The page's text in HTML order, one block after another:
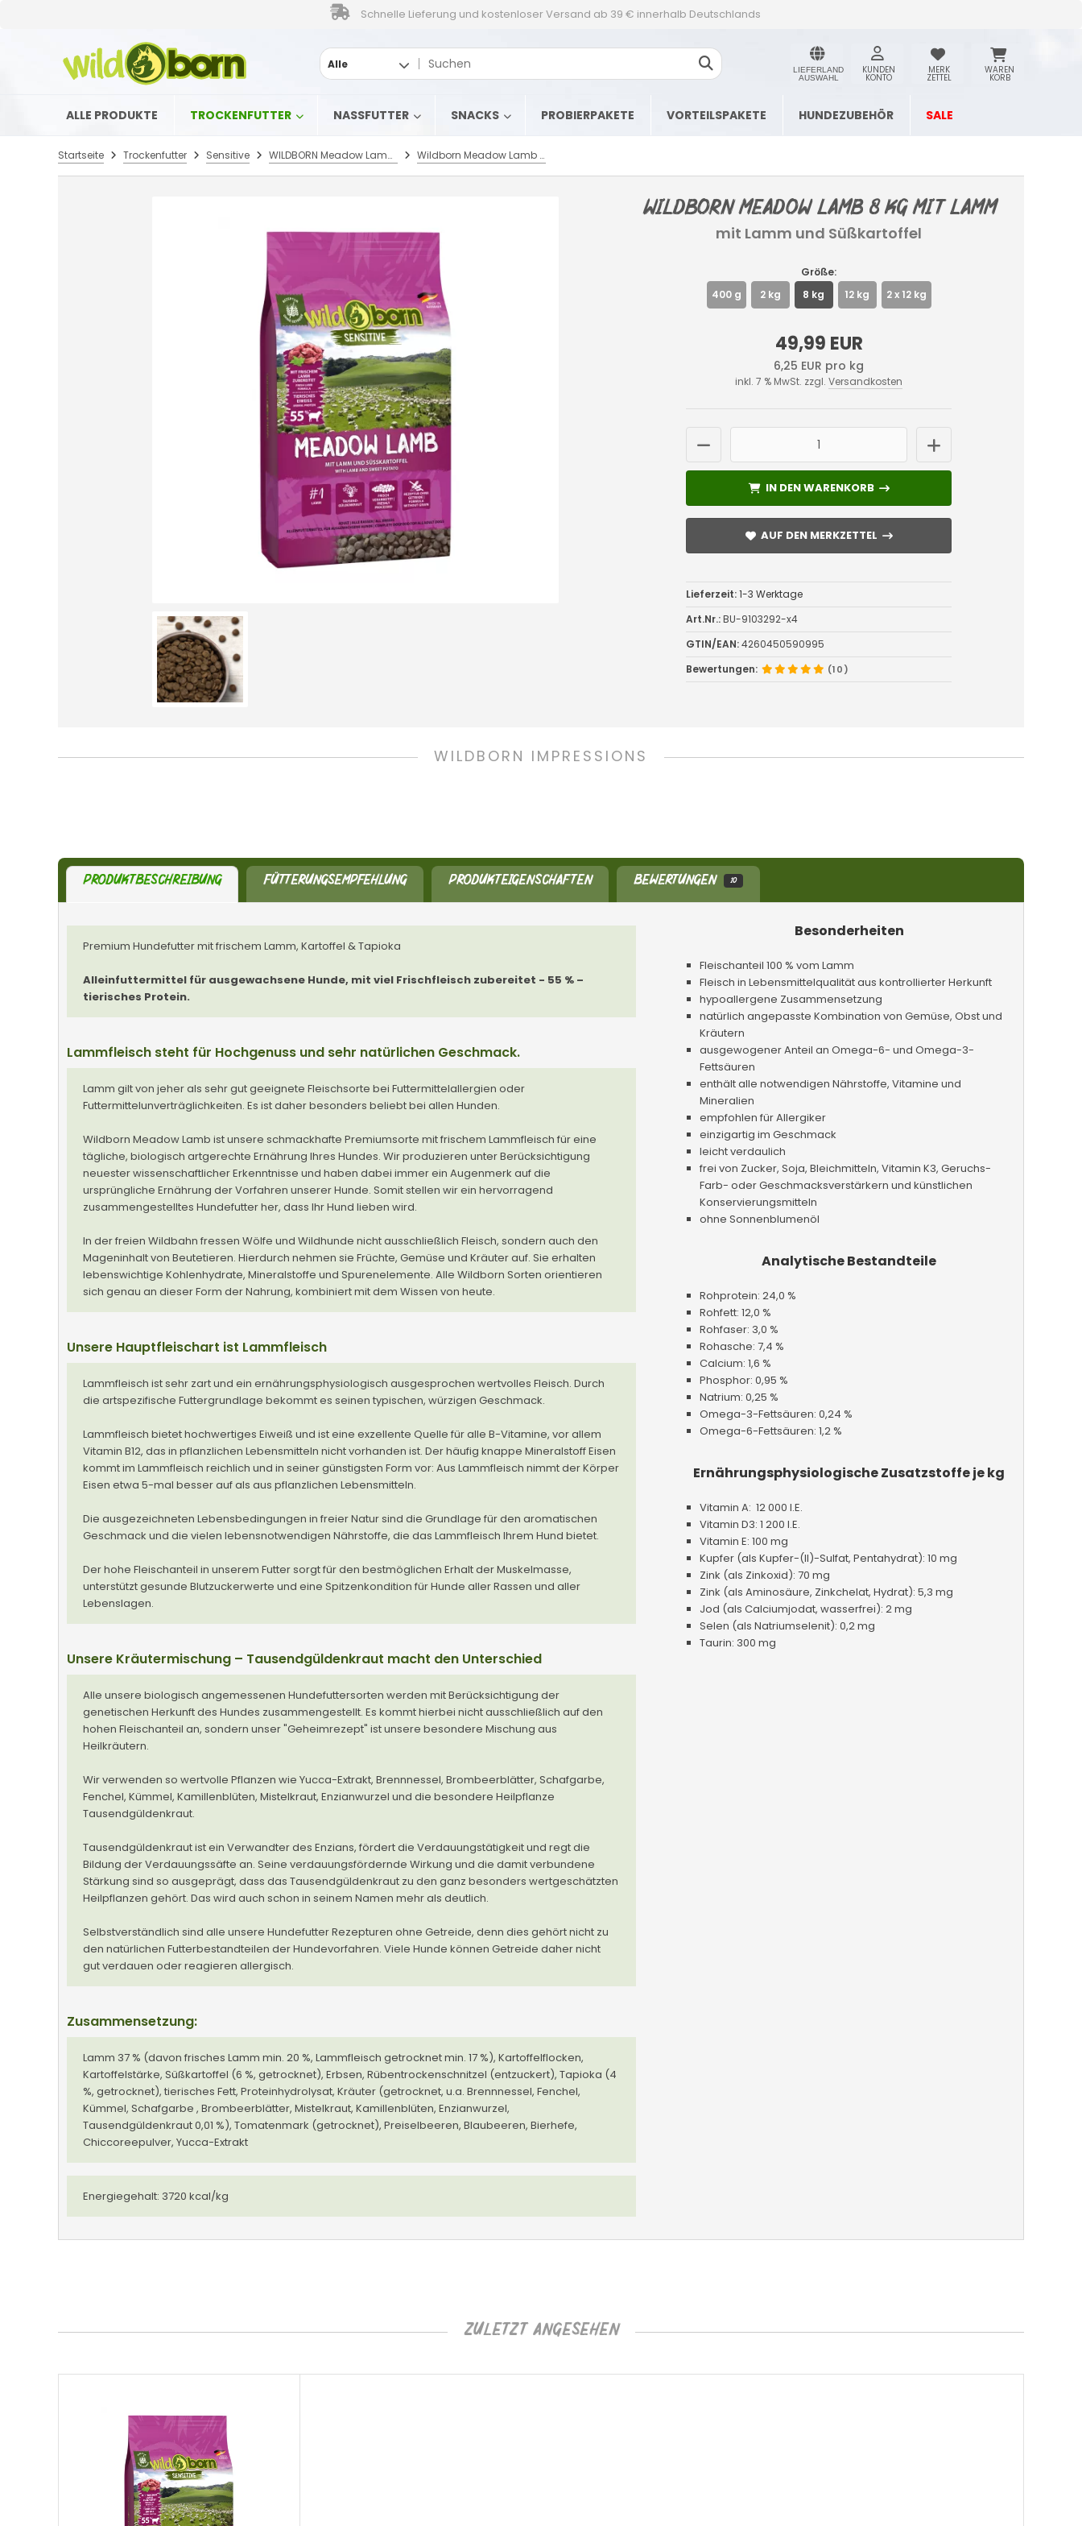
Schnelle Lieferung und kostenloser Versand ab 39 € innerhalb Deutschlands
Alle
LIEFERLAND
AUSWAHL
KUNDEN
KONTO
MERK
ZETTEL
WAREN
KORB
ALLE PRODUKTE TROCKENFUTTER NASSFUTTER SNACKS PROBIERPAKETE VORTEILSPAKETE HUNDEZUBEHÖR SALE
Startseite Trockenfutter Sensitive WILDBORN Meadow Lamb - mit frischem Lammfleisch Wildborn Meadow Lamb 8 kg mit Lamm
Wildborn Meadow Lamb 8 kg mit Lamm
mit Lamm und Süßkartoffel
Größe:
400 g
2 kg 8 kg 12 kg 2 x 12 kg
49,99 EUR
6,25 EUR pro kg
inkl. 7 % MwSt. zzgl. Versandkosten
IN DEN WARENKORB
IN DEN WARENKORB
AUF DEN MERKZETTEL
AUF DEN MERKZETTEL
Lieferzeit:1-3 Werktage
Art.Nr.:BU-9103292-x4
GTIN/EAN:4260450590995
Bewertungen:
(10)
WILDBORN IMPRESSIONS
PRODUKTBESCHREIBUNG FÜTTERUNGSEMPFEHLUNG PRODUKTEIGENSCHAFTEN BEWERTUNGEN 10
Premium Hundefutter mit frischem Lamm, Kartoffel & Tapioka
Alleinfuttermittel für ausgewachsene Hunde, mit viel Frischfleisch zubereitet - 55 % –
tierisches Protein.
Lammfleisch steht für Hochgenuss und sehr natürlichen Geschmack.
Lamm gilt von jeher als sehr gut geeignete Fleischsorte bei Futtermittelallergien oder
Futtermittelunverträglichkeiten. Es ist daher besonders beliebt bei allen Hunden.
Wildborn Meadow Lamb ist unsere schmackhafte Premiumsorte mit frischem Lammfleisch für eine
tägliche, biologisch artgerechte Ernährung Ihres Hundes. Wir produzieren unter Berücksichtigung
neuester wissenschaftlicher Erkenntnisse und haben dabei immer ein Augenmerk auf die
ursprüngliche Ernährung der Vorfahren unserer Hunde. Somit stellen wir ein hervorragend
zusammengestelltes Hundefutter her, dass Ihr Hund lieben wird.
In der freien Wildbahn fressen Wölfe und Wildhunde nicht ausschließlich Fleisch, sondern auch den
Mageninhalt von Beutetieren. Hierdurch nehmen sie Früchte, Gemüse und Kräuter auf. Sie erhalten
lebenswichtige Kohlenhydrate, Mineralstoffe und Spurenelemente. Alle Wildborn Sorten orientieren
sich genau an dieser Form der Nahrung, kombiniert mit dem Wissen von heute.
Unsere Hauptfleischart ist Lammfleisch
Lammfleisch ist sehr zart und ein ernährungsphysiologisch ausgesprochen wertvolles Fleisch. Durch
die artspezifische Futtergrundlage bekommt es seinen typischen, würzigen Geschmack.
Lammfleisch bietet hochwertiges Eiweiß und ist eine exzellente Quelle für alle B-Vitamine, vor allem
Vitamin B12, das in pflanzlichen Lebensmitteln nicht vorhanden ist. Der häufig knappe Mineralstoff Eisen
kommt im Lammfleisch reichlich und in seiner günstigsten Form vor: Aus Lammfleisch nimmt der Körper
Eisen etwa 5-mal besser auf als aus pflanzlichen Lebensmitteln.
Die ausgezeichneten Lebensbedingungen in freier Natur sind die Grundlage für den aromatischen
Geschmack und die vielen lebensnotwendigen Nährstoffe, die das Lammfleisch Ihrem Hund bietet.
Der hohe Fleischanteil in unserem Futter sorgt für den bestmöglichen Erhalt der Muskelmasse,
unterstützt gesunde Blutzuckerwerte und eine Spitzenkondition für Hunde aller Rassen und aller
Lebenslagen.
Unsere Kräutermischung – Tausendgüldenkraut macht den Unterschied
Alle unsere biologisch angemessenen Hundefuttersorten werden mit Berücksichtigung der
genetischen Herkunft des Hundes zusammengestellt. Es kommt hierbei nicht ausschließlich auf den
hohen Fleischanteil an, sondern unser "Geheimrezept" ist unsere besondere Mischung aus
Heilkräutern.
Wir verwenden so wertvolle Pflanzen wie Yucca-Extrakt, Brennnessel, Brombeerblätter, Schafgarbe,
Fenchel, Kümmel, Kamillenblüten, Mistelkraut, Enzianwurzel und die besondere Heilpflanze
Tausendgüldenkraut.
Tausendgüldenkraut ist ein Verwandter des Enzians, fördert die Verdauungstätigkeit und regt die
Bildung der Verdauungssäfte an. Seine verdauungsfördernde Wirkung und die damit verbundene
Stärkung sind so ausgeprägt, dass das Tausendgüldenkraut zu den ganz besonders wertgeschätzten
Heilpflanzen gehört. Das wird auch schon in seinem Namen mehr als deutlich.
Selbstverständlich sind alle unsere Hundefutter Rezepturen ohne Getreide, denn dies gehört nicht zu
den natürlichen Futterbestandteilen der Hundevorfahren. Viele Hunde können Getreide daher nicht
gut verdauen oder reagieren allergisch.
Besonderheiten
Fleischanteil 100 % vom Lamm
Fleisch in Lebensmittelqualität aus kontrollierter Herkunft
hypoallergene Zusammensetzung
natürlich angepasste Kombination von Gemüse, Obst und
Kräutern
ausgewogener Anteil an Omega-6- und Omega-3-
Fettsäuren
enthält alle notwendigen Nährstoffe, Vitamine und
Mineralien
empfohlen für Allergiker
einzigartig im Geschmack
leicht verdaulich
frei von Zucker, Soja, Bleichmitteln, Vitamin K3, Geruchs-
Farb- oder Geschmacksverstärkern und künstlichen
Konservierungsmitteln
ohne Sonnenblumenöl
Zusammensetzung:
Lamm 37 % (davon frisches Lamm min. 20 %, Lammfleisch getrocknet min. 17 %), Kartoffelflocken,
Kartoffelstärke, Süßkartoffel (6 %, getrocknet), Erbsen, Rübentrockenschnitzel (entzuckert), Tapioka (4
%, getrocknet), tierisches Fett, Proteinhydrolysat, Kräuter (getrocknet, u.a. Brennnessel, Fenchel,
Kümmel, Schafgarbe , Brombeerblätter, Mistelkraut, Kamillenblüten, Enzianwurzel,
Tausendgüldenkraut 0,01 %), Tomatenmark (getrocknet), Preiselbeeren, Blaubeeren, Bierhefe,
Chiccoreepulver, Yucca-Extrakt
Analytische Bestandteile
Rohprotein: 24,0 %
Rohfett: 12,0 %
Rohfaser: 3,0 %
Rohasche: 7,4 %
Calcium: 1,6 %
Phosphor: 0,95 %
Natrium: 0,25 %
Omega-3-Fettsäuren: 0,24 %
Omega-6-Fettsäuren: 1,2 %
Ernährungsphysiologische Zusatzstoffe je kg
Vitamin A: 12 000 I.E.
Vitamin D3: 1 200 I.E.
Vitamin E: 100 mg
Kupfer (als Kupfer-(II)-Sulfat, Pentahydrat): 10 mg
Zink (als Zinkoxid): 70 mg
Zink (als Aminosäure, Zinkchelat, Hydrat): 5,3 mg
Jod (als Calciumjodat, wasserfrei): 2 mg
Selen (als Natriumselenit): 0,2 mg
Taurin: 300 mg
Energiegehalt: 3720 kcal/kg
ZULETZT ANGESEHEN